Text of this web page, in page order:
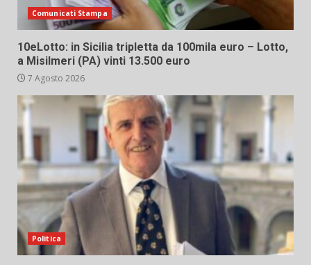
Comunicati Stampa
10eLotto: in Sicilia tripletta da 100mila euro – Lotto,
a Misilmeri (PA) vinti 13.500 euro
7 Agosto 2026
Politica